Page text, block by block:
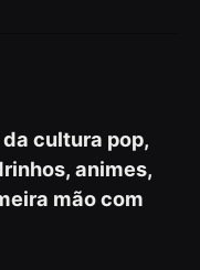
cultura pop,
animes,
mão com